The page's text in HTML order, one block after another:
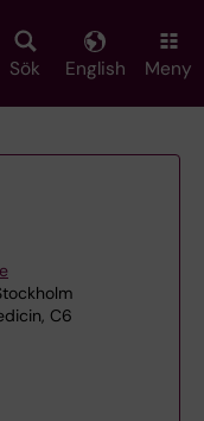
Sök English Meny
C6